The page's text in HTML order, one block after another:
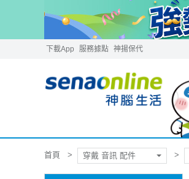
下載App 服務據點 神揚保代
首頁 穿戴 音訊 配件